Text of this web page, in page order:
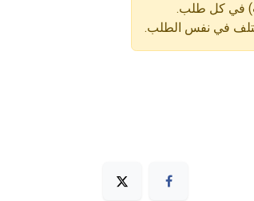
في نفس الطلب.